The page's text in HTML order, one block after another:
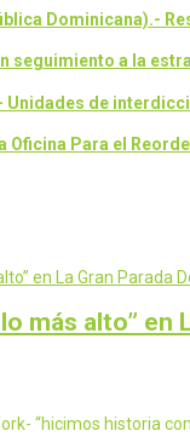
Dominicana).-
seguimiento a la
Unidades de
Oficina Para el
más alto” en
“hicimos historia